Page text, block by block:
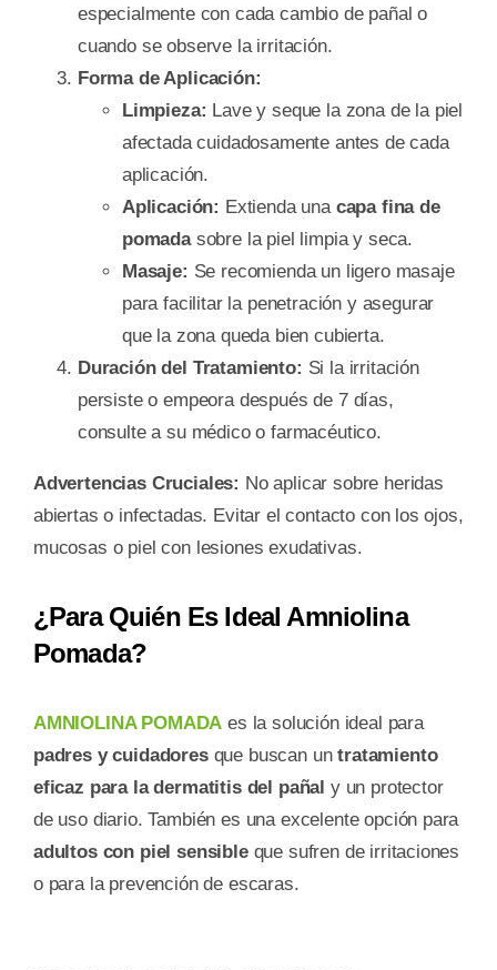
especialmente con cada cambio de pañal o
cuando se observe la irritación.
Forma de Aplicación:
Limpieza: Lave y seque la zona de la piel
afectada cuidadosamente antes de cada
aplicación.
Aplicación: Extienda una capa fina de
pomadasobre la piel limpia y seca.
Masaje: Se recomienda un ligero masaje
para facilitar la penetración y asegurar
que la zona queda bien cubierta.
Duración del Tratamiento: Si la irritación
persiste o empeora después de 7 días,
consulte a su médico o farmacéutico.
Advertencias Cruciales: No aplicar sobre heridas
abiertas o infectadas. Evitar el contacto con los ojos,
mucosas o piel con lesiones exudativas.
¿Para Quién Es Ideal Amniolina
Pomada?
AMNIOLINA POMADA es la solución ideal para
padres y cuidadoresque buscan untratamiento
eficaz para la dermatitis del pañal y un protector
de uso diario. También es una excelente opción para
adultos con piel sensibleque sufren de irritaciones
o para la prevención de escaras.